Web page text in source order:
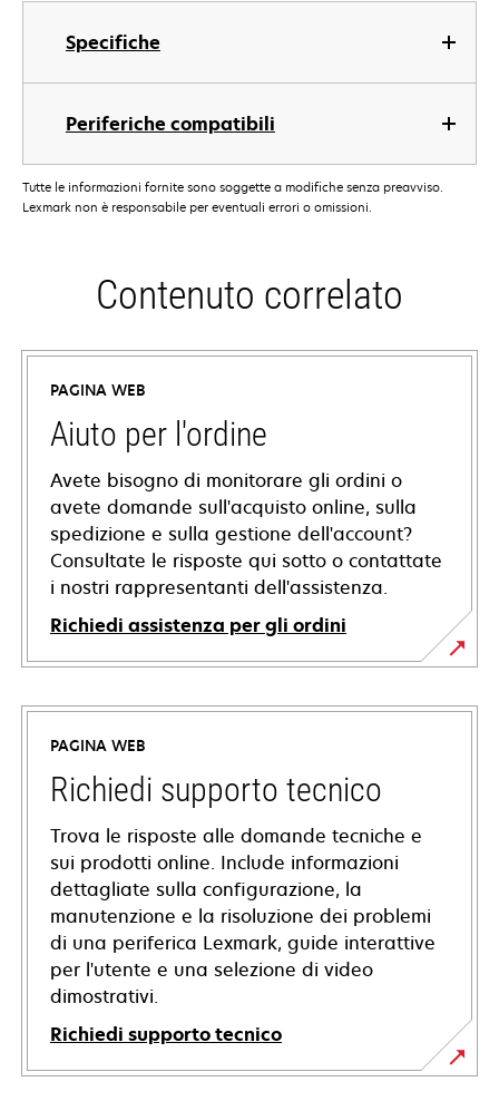
Specifiche
Periferiche compatibili
Tutte le informazioni fornite sono soggette a modifiche senza preavviso.
Lexmark non è responsabile per eventuali errori o omissioni.
Contenuto correlato
PAGINA WEB
Aiuto per l'ordine
Avete bisogno di monitorare gli ordini o
avete domande sull'acquisto online, sulla
spedizione e sulla gestione dell'account?
Consultate le risposte qui sotto o contattate
i nostri rappresentanti dell'assistenza.
Richiedi assistenza per gli ordini
PAGINA WEB
Richiedi supporto tecnico
Trova le risposte alle domande tecniche e
sui prodotti online. Include informazioni
dettagliate sulla configurazione, la
manutenzione e la risoluzione dei problemi
di una periferica Lexmark, guide interattive
per l'utente e una selezione di video
dimostrativi.
Richiedi supporto tecnico
si